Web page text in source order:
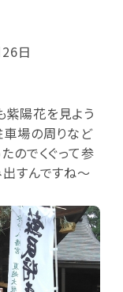
日
紫陽花を見よう
車場の周りなど
のでくぐって参
すんですね～